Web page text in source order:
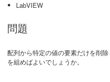
LabVIEW
問題
配列から特定の値の要素だけを削
を組めばよいでしょうか。